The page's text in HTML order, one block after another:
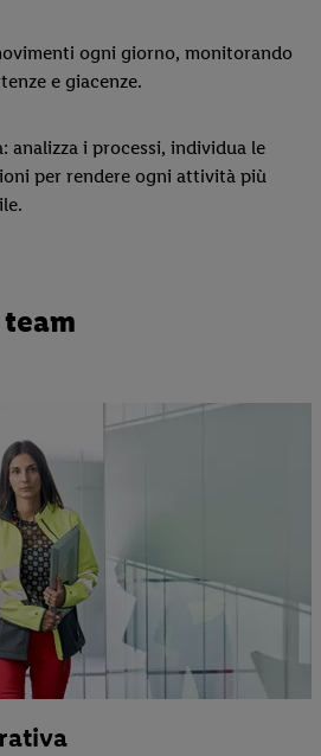
ogni giorno, monitorando
e giacenze.
analizza i processi, individua le
per rendere ogni attività più